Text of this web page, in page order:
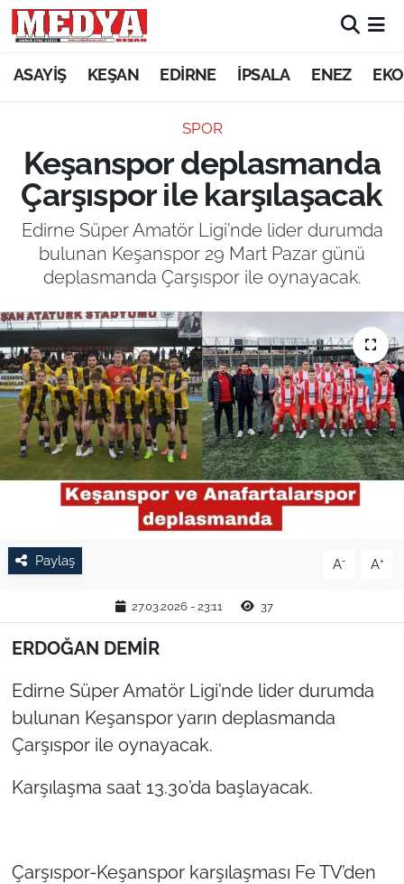
ASAYİŞ KEŞAN EDİRNE İPSALA ENEZ
SPOR
Keşanspor deplasmanda
Çarşıspor ile karşılaşacak
Edirne Süper Amatör Ligi’nde lider durumda
bulunan Keşanspor 29 Mart Pazar günü
deplasmanda Çarşıspor ile oynayacak.
Paylaş A- A+
27.03.2026 - 23:11 37
ERDOĞAN DEMİR
Edirne Süper Amatör Ligi’nde lider durumda
bulunan Keşanspor yarın deplasmanda
Çarşıspor ile oynayacak.
Karşılaşma saat 13.30’da başlayacak.
Çarşıspor-Keşanspor karşılaşması Fe TV’den
KEŞAN
ASAYİŞ
SİYASET
GÜNDEM
SAĞLIK
EĞİTİM
TARIM VE HAYVANCILIK
KÜLTÜR SANAT
SPOR
YAŞAM
TEKİRDAĞ
KIRKLARELİ